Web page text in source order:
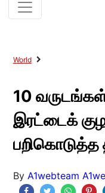
World
10 வருடங்கள்
இரட்டைக்
பறிகொடுத்த
By A1webteam